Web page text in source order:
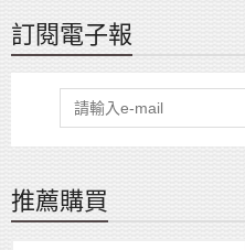
訂閱電子報
推薦購買